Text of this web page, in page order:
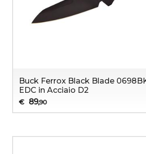
Buck Ferrox Black Blade
EDC in Acciaio D2
€ 89,90